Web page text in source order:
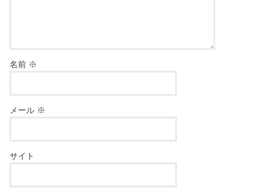
名前 ※
メール ※
サイト